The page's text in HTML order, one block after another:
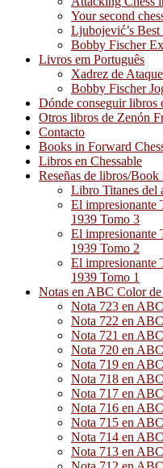
Your second
Ljubojević’s Best
Bobby Fischer
Livros em Português
Xadrez de
Bobby Fischer
Dónde conseguir libros
Otros libros de Zenón
Contacto
Books in Forward
Libros en Chessable
Reseñas de libros/Book
Libro Titanes del
El impresionante
1939 Tomo 3
El impresionante
1939 Tomo 2
El impresionante
1939 Tomo 1
Notas en ABC Color de
Nota 723 en
Nota 722 en
Nota 721 en
Nota 720 en
Nota 719 en
Nota 718 en
Nota 717 en
Nota 716 en
Nota 715 en
Nota 714 en
Nota 713 en